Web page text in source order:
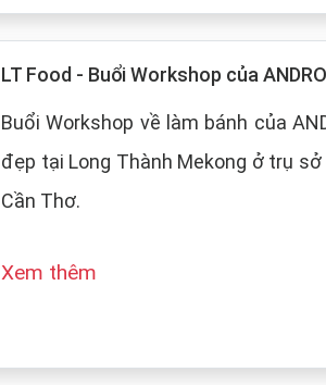
LT Food - Buổi Workshop của
Buổi Workshop về làm bánh của
đẹp tại Long Thành Mekong ở trụ
Cần Thơ.
Xem thêm